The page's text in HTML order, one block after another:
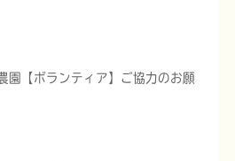
園【ボランティア】ご協力のお願